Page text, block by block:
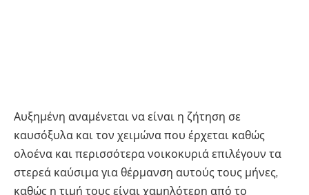
Αυξημένη αναμένεται να είναι η ζήτηση σε
καυσόξυλα και τον χειμώνα που έρχεται καθώς
ολοένα και περισσότερα νοικοκυριά επιλέγουν τα
στερεά καύσιμα για θέρμανση αυτούς τους μήνες,
καθώς η τιμή τους είναι χαμηλότερη από το